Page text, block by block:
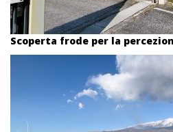
Scoperta frode per la